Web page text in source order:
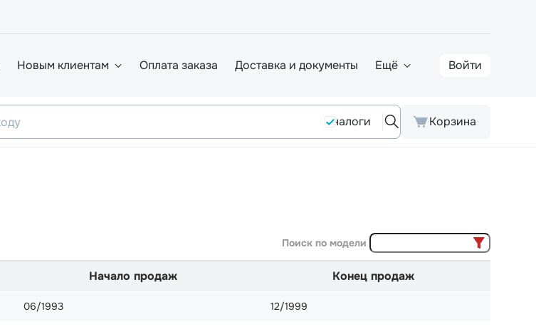
Новым клиентам Оплата заказа Доставка и документы Ещё Войти
Аналоги Корзина
Поиск по модели
Начало продаж Конец продаж
06/1993 12/1999